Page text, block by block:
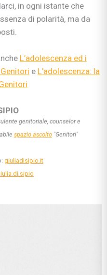
in ogni istante che
di polarità, ma da
L’adolescenza ed i
e L'adolescenza: la
genitoriale, counselor e
spazio ascolto"Genitori"
giuliadisipio.it
o